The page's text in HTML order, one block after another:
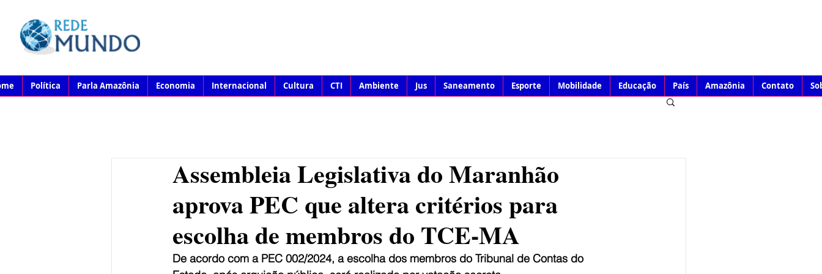
Política Parla Amazônia Economia Internacional Cultura CTI Ambiente Jus Saneamento Esporte Mobilidade Educação País Amazônia Contato
Assembleia Legislativa do Maranhão
aprova PEC que altera critérios para
escolha de membros do TCE-MA
De acordo com a PEC 002/2024, a escolha dos membros do Tribunal de Contas do